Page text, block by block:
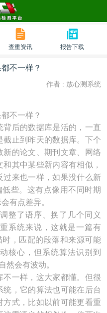
查重资讯 报告下载
不一样？
作者 : 放心测系统
不一样？
后的数据库是活的，一直
止到昨天的数据库。下个
新的论文、期刊文章、网络
其中某些新内容有相似，
过来也一样，如果没什么新
低些。这有点像用不同时期
有点差异。
整了语序、换了几个同义
系统来说，这就是一篇有
时，匹配的段落和来源可能
核心，但系统算法识别到
然会有波动。
一样，这大家都懂。但很
，它的算法也可能在后台
式，比如以前可能更看重